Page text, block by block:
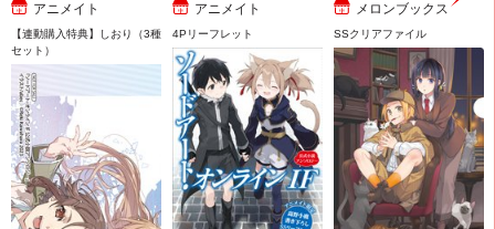
アニメイト
【連動購入特典】しおり（3種
セット）
アニメイト
4Pリーフレット
メロンブックス
SSクリアファイル